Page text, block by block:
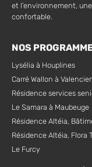
et l’environnement,
confortable.
NOS
Lysélia à Houplines
Carré Wallon à
Résidence services
Le Samara à Maubeuge
Résidence Altéia,
Résidence Altéia, Flora
Le Furcy